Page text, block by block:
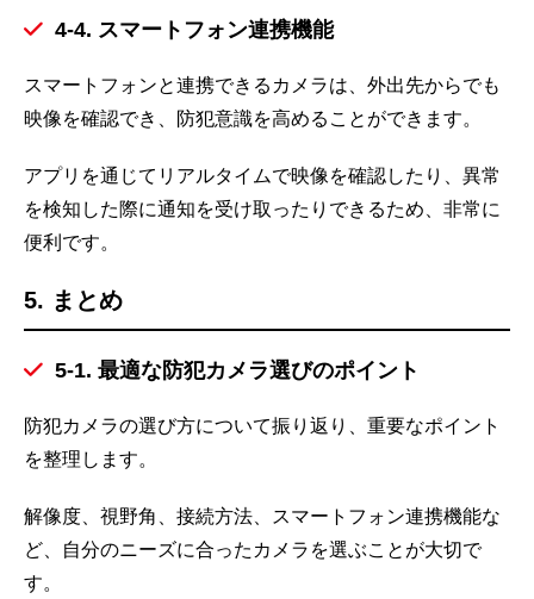
4-4. スマートフォン連携機能
スマートフォンと連携できるカメラは、外出先からでも
映像を確認でき、防犯意識を高めることができます。
アプリを通じてリアルタイムで映像を確認したり、異常
を検知した際に通知を受け取ったりできるため、非常に
便利です。
5. まとめ
5-1. 最適な防犯カメラ選びのポイント
防犯カメラの選び方について振り返り、重要なポイント
を整理します。
解像度、視野角、接続方法、スマートフォン連携機能な
ど、自分のニーズに合ったカメラを選ぶことが大切で
す。